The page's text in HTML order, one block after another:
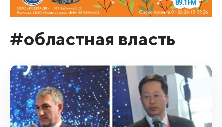
#областная власть